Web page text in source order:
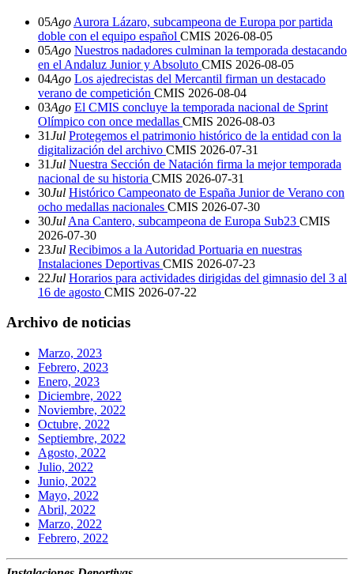
05Ago Aurora Lázaro, subcampeona de Europa por partida
doble con el equipo español CMIS 2026-08-05
05Ago Nuestros nadadores culminan la temporada destacando
en el Andaluz Junior y Absoluto CMIS 2026-08-05
04Ago Los ajedrecistas del Mercantil firman un destacado
verano de competición CMIS 2026-08-04
03Ago El CMIS concluye la temporada nacional de Sprint
Olímpico con once medallas CMIS 2026-08-03
31Jul Protegemos el patrimonio histórico de la entidad con la
digitalización del archivo CMIS 2026-07-31
31Jul Nuestra Sección de Natación firma la mejor temporada
nacional de su historia CMIS 2026-07-31
30Jul Histórico Campeonato de España Junior de Verano con
ocho medallas nacionales CMIS 2026-07-30
30Jul Ana Cantero, subcampeona de Europa Sub23 CMIS
2026-07-30
23Jul Recibimos a la Autoridad Portuaria en nuestras
Instalaciones Deportivas CMIS 2026-07-23
22Jul Horarios para actividades dirigidas del gimnasio del 3 al
16 de agosto CMIS 2026-07-22
Archivo de noticias
Marzo, 2023
Febrero, 2023
Enero, 2023
Diciembre, 2022
Noviembre, 2022
Octubre, 2022
Septiembre, 2022
Agosto, 2022
Julio, 2022
Junio, 2022
Mayo, 2022
Abril, 2022
Marzo, 2022
Febrero, 2022